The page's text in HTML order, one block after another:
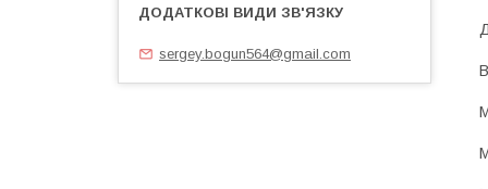
sergey.bogun564@gmail.com